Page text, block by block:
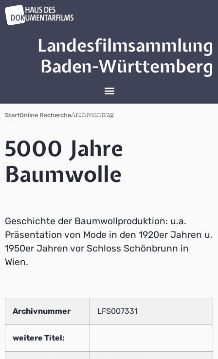
Landesfilmsammlung
Baden-Württemberg
StartOnline RechercheArchiveintrag
5000 Jahre
Baumwolle
Geschichte der Baumwollproduktion: u.a.
Präsentation von Mode in den 1920er Jahren u.
1950er Jahren vor Schloss Schönbrunn in
Wien.
Archivnummer LFS007331
weitere Titel: